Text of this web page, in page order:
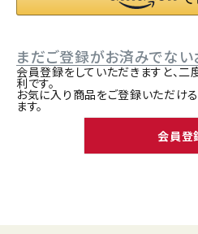
まだご登録がお済みでな
会員登録をしていただきますと、
利です。
お気に入り商品をご登録いただけ
ます。
会員登